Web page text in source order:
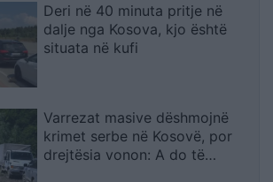
Deri në 40 minuta pritje në
dalje nga Kosova, kjo është
situata në kufi
Varrezat masive dëshmojnë
krimet serbe në Kosovë, por
drejtësia vonon: A do të